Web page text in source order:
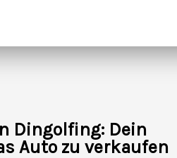
Dingolfing: Dein
Auto zu verkaufen